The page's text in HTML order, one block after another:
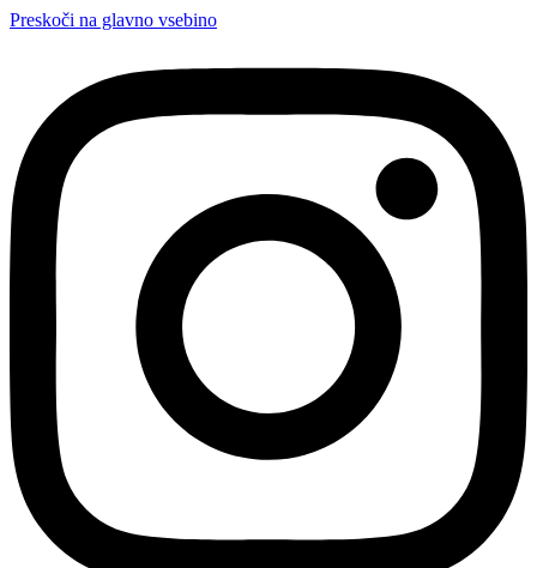
Preskoči na glavno vsebino